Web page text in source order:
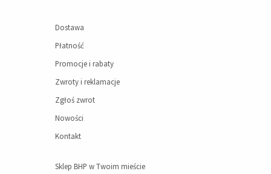
Dostawa
Płatność
Promocje i rabaty
Zwroty i reklamacje
Zgłoś zwrot
Nowości
Kontakt
Sklep BHP w Twoim mieście